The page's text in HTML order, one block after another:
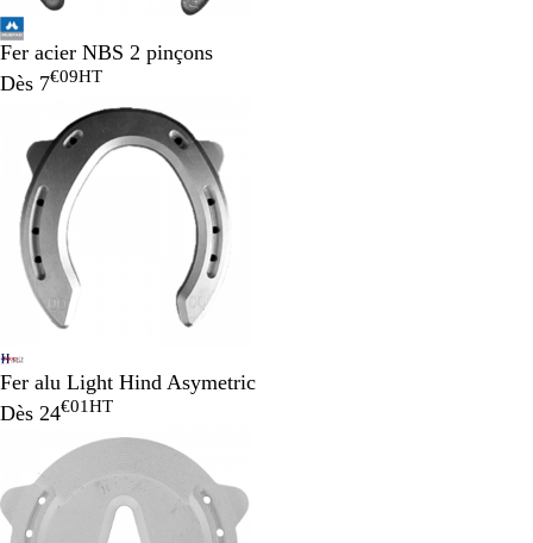
Fer acier NBS 2 pinçons
Dès 7€09HT
Fer alu Light Hind Asymetric
Dès 24€01HT